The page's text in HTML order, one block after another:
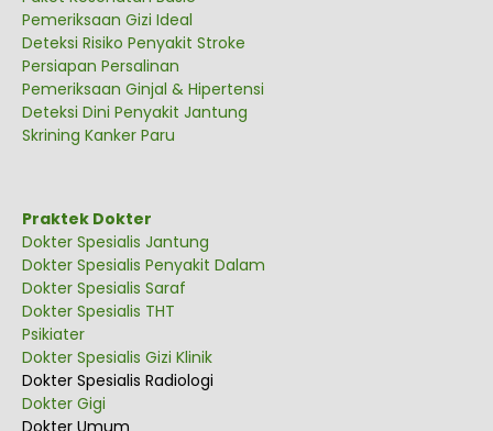
Pemeriksaan Gizi Ideal
Deteksi Risiko Penyakit Stroke
Persiapan Persalinan
Pemeriksaan Ginjal & Hipertensi
Deteksi Dini Penyakit Jantung
Skrining Kanker Paru
Praktek Dokter
Dokter Spesialis Jantung
Dokter Spesialis Penyakit Dalam
Dokter Spesialis Saraf
Dokter Spesialis THT
Psikiater
Dokter Spesialis Gizi Klinik
Dokter Spesialis Radiologi
Dokter Gigi